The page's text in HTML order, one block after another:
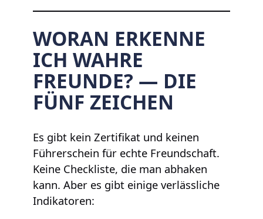
WORAN ERKENNE
ICH WAHRE
FREUNDE? — DIE
FÜNF ZEICHEN
Es gibt kein Zertifikat und keinen
Führerschein für echte Freundschaft.
Keine Checkliste, die man abhaken
kann. Aber es gibt einige verlässliche
Indikatoren: